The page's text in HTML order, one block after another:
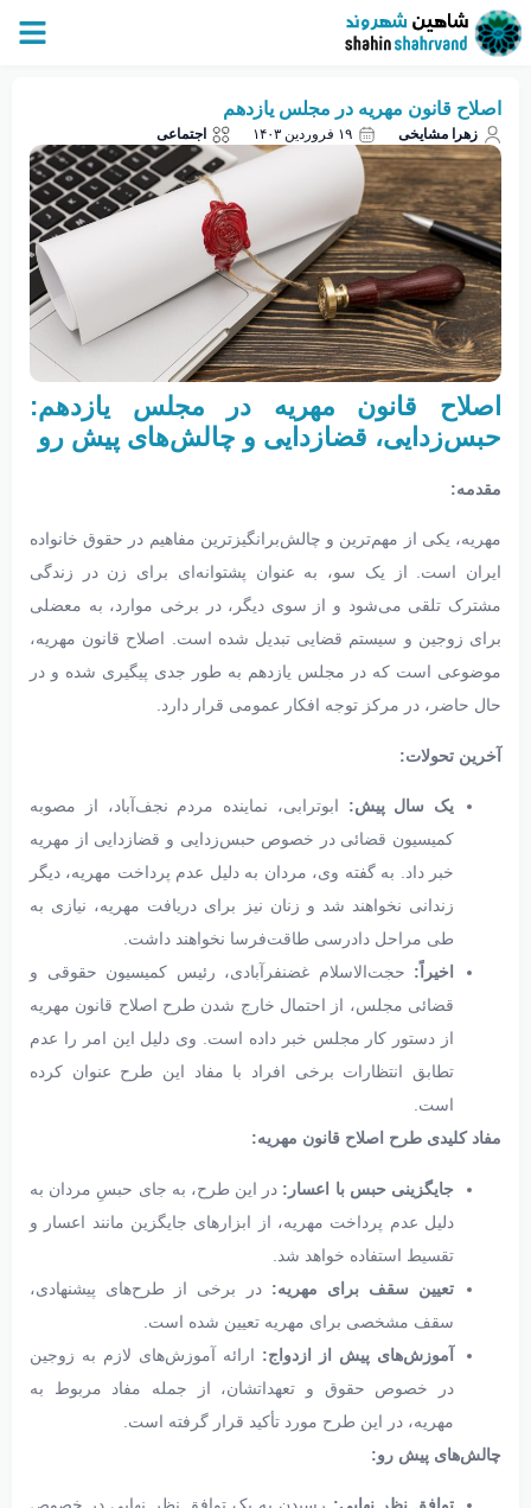
اصلاح قانون مهریه در مجلس یازدهم
زهرا مشایخی ۱۹ فروردین ۱۴۰۳ اجتماعی
اصلاح قانون مهریه در مجلس یازدهم:
حبس‌زدایی، قضازدایی و چالش‌های پیش رو
مقدمه:
مهریه، یکی از مهم‌ترین و چالش‌برانگیزترین مفاهیم در حقوق خانواده
ایران است. از یک سو، به عنوان پشتوانه‌ای برای زن در زندگی
مشترک تلقی می‌شود و از سوی دیگر، در برخی موارد، به معضلی
برای زوجین و سیستم قضایی تبدیل شده است. اصلاح قانون مهریه،
موضوعی است که در مجلس یازدهم به طور جدی پیگیری شده و در
حال حاضر، در مرکز توجه افکار عمومی قرار دارد.
آخرین تحولات:
یک سال پیش: ابوترابی، نماینده مردم نجف‌آباد، از مصوبه
کمیسیون قضائی در خصوص حبس‌زدایی و قضازدایی از مهریه
خبر داد. به گفته وی، مردان به دلیل عدم پرداخت مهریه، دیگر
زندانی نخواهند شد و زنان نیز برای دریافت مهریه، نیازی به
طی مراحل دادرسی طاقت‌فرسا نخواهند داشت.
اخیراً: حجت‌الاسلام غضنفرآبادی، رئیس کمیسیون حقوقی و
قضائی مجلس، از احتمال خارج شدن طرح اصلاح قانون مهریه
از دستور کار مجلس خبر داده است. وی دلیل این امر را عدم
تطابق انتظارات برخی افراد با مفاد این طرح عنوان کرده
است.
مفاد کلیدی طرح اصلاح قانون مهریه:
جایگزینی حبس با اعسار: در این طرح، به جای حبسِ مردان به
دلیل عدم پرداخت مهریه، از ابزارهای جایگزین مانند اعسار و
تقسیط استفاده خواهد شد.
تعیین سقف برای مهریه: در برخی از طرح‌های پیشنهادی،
سقف مشخصی برای مهریه تعیین شده است.
آموزش‌های پیش از ازدواج: ارائه آموزش‌های لازم به زوجین
در خصوص حقوق و تعهداتشان، از جمله مفاد مربوط به
مهریه، در این طرح مورد تأکید قرار گرفته است.
چالش‌های پیش رو: